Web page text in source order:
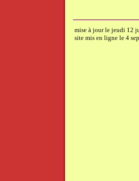
mise à jour le jeudi 12
site mis en ligne le 4